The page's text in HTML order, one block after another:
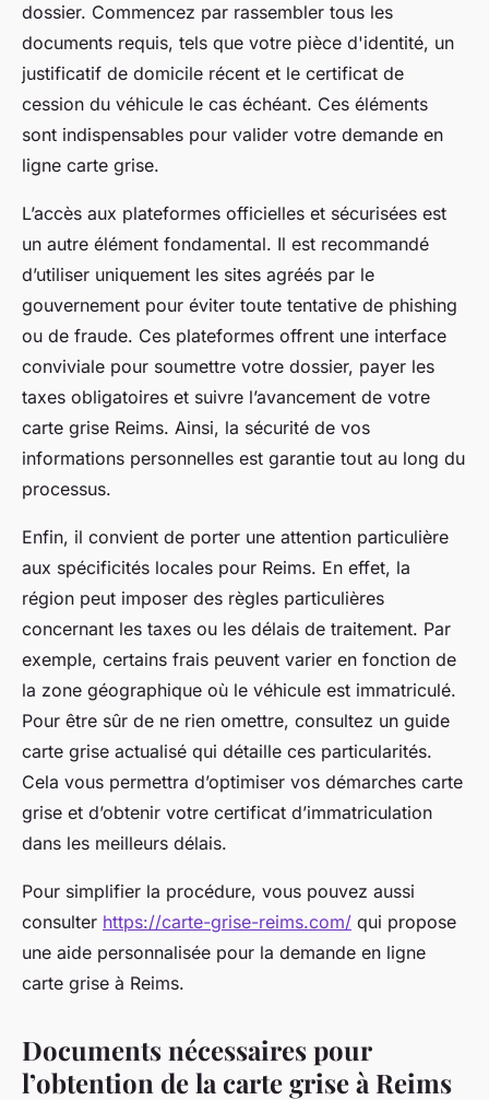
dossier. Commencez par rassembler tous les
documents requis, tels que votre pièce d'identité, un
justificatif de domicile récent et le certificat de
cession du véhicule le cas échéant. Ces éléments
sont indispensables pour valider votre demande en
ligne carte grise.
L’accès aux plateformes officielles et sécurisées est
un autre élément fondamental. Il est recommandé
d’utiliser uniquement les sites agréés par le
gouvernement pour éviter toute tentative de phishing
ou de fraude. Ces plateformes offrent une interface
conviviale pour soumettre votre dossier, payer les
taxes obligatoires et suivre l’avancement de votre
carte grise Reims. Ainsi, la sécurité de vos
informations personnelles est garantie tout au long du
processus.
Enfin, il convient de porter une attention particulière
aux spécificités locales pour Reims. En effet, la
région peut imposer des règles particulières
concernant les taxes ou les délais de traitement. Par
exemple, certains frais peuvent varier en fonction de
la zone géographique où le véhicule est immatriculé.
Pour être sûr de ne rien omettre, consultez un guide
carte grise actualisé qui détaille ces particularités.
Cela vous permettra d’optimiser vos démarches carte
grise et d’obtenir votre certificat d’immatriculation
dans les meilleurs délais.
Pour simplifier la procédure, vous pouvez aussi
consulter https://carte-grise-reims.com/ qui propose
une aide personnalisée pour la demande en ligne
carte grise à Reims.
Documents nécessaires pour
l’obtention de la carte grise à Reims